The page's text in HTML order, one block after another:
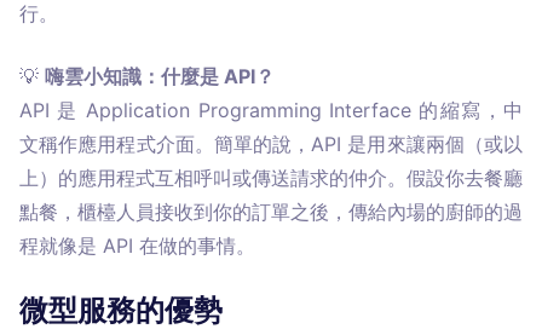
行。
💡 嗨雲小知識：什麼是 API？
API 是 Application Programming Interface 的縮寫，中
文稱作應用程式介面。簡單的說，API 是用來讓兩個（或以
上）的應用程式互相呼叫或傳送請求的仲介。假設你去餐廳
點餐，櫃檯人員接收到你的訂單之後，傳給內場的廚師的過
程就像是 API 在做的事情。
微型服務的優勢